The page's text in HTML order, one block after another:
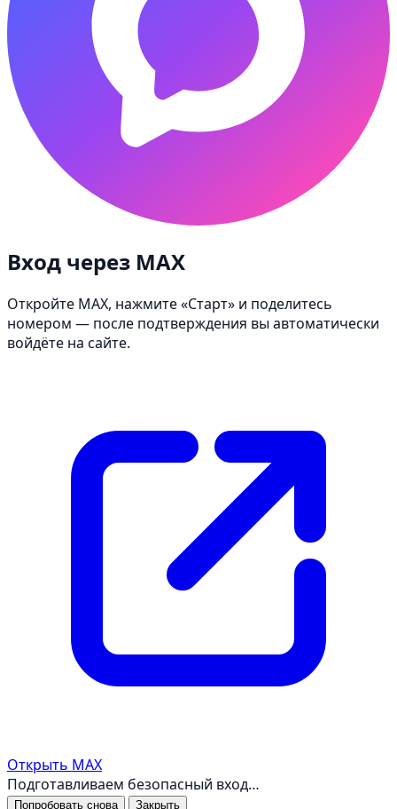
Вход через MAX
Откройте MAX, нажмите «Старт» и поделитесь
номером — после подтверждения вы автоматически
войдёте на сайте.
Открыть MAX
Подготавливаем безопасный вход…
Попробовать снова Закрыть